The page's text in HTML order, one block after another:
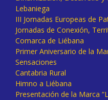
Lebaniega
III Jornadas Europeas de
Jornadas de Conexión,
Comarca de Liébana
Primer Aniversario de la
Sensaciones
Cantabria Rural
Himno a Liébana
Presentación de la Marca